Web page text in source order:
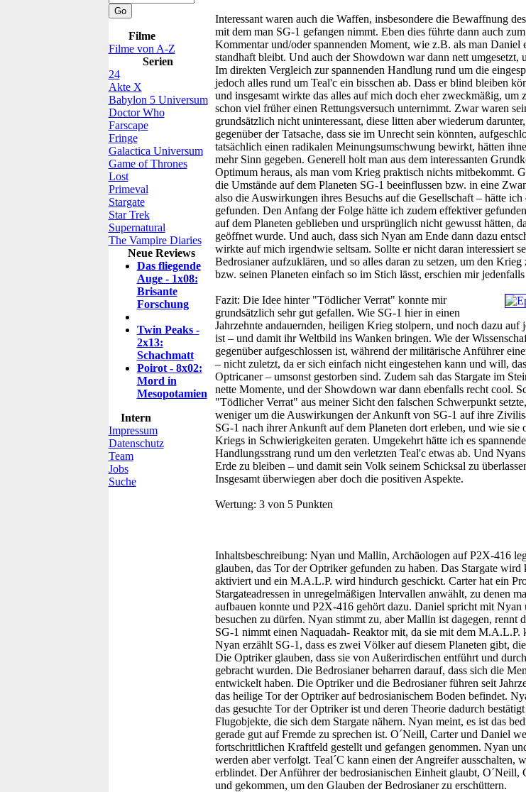
Filme
Filme von A-Z
Serien
24
Akte X
Babylon 5 Universum
Doctor Who
Farscape
Fringe
Galactica Universum
Game of Thrones
Lost
Primeval
Stargate
Star Trek
Supernatural
The Vampire Diaries
Neue Reviews
Das fliegende
Auge - 1x08:
Brisante
Forschung
Twin Peaks -
2x13:
Schachmatt
Poirot - 8x02:
Mord in
Mesopotamien
Intern
Impressum
Datenschutz
Team
Jobs
Suche
Interessant waren auch die Waffen, insbesondere die Bewaffnung
mit dem man SG-1 gefangen nimmt. Eben dies führte dann auch
Kommentar und/oder spannenden Moment, wie z.B. als man Daniel
standhaft bleibt. Und auch der Showdown war dann nett umgesetzt,
Im direkten Vergleich zur spannenden Handlung rund um die
jedoch alles rund um Teal'c ein bisschen ab. Dass er blind bleiben
und insgesamt wirkte das alles auf mich doch eher zweckmäßig, um
schon viel früher einen Rettungsversuch unternimmt. Zwar waren
grundsätzlich nicht uninteressant, diese litten aber wiederum
gegenüber der Tatsache, dass sie im Unrecht sein könnten,
tatsächlich einen radikalen Meinungsumschwung bewirkt, hätten
mehr Sinn gegeben. Generell holt man aus dem interessanten
Optimum heraus, als man vom Krieg praktisch nichts mitbekommt.
die Umstände auf dem Planeten SG-1 beeinflussen bzw. in eine
also die Auswirkungen ihres Besuchs auf die Gesellschaft – hätte ich
gefunden. Den Anfang der Folge hätte ich zudem effektiver
auf dem Planeten geblieben und ursprünglich nicht gewusst hätten,
geöffnet wurde. Und auch, dass sich Nyan am Ende dann dazu
wirkte auf mich irgendwie seltsam. Sollte er nicht daran interessiert
Bedrosianer aufzuklären, und so alles daran zu setzen, um den Krieg
bzw. seinen Planeten einfach so im Stich lässt, erschien mir
Fazit: Die Idee hinter "Tödlicher Verrat" konnte mir
grundsätzlich sehr gut gefallen. Wie SG-1 hier in einen
Jahrzehnte andauernden, heiligen Krieg stolpern, und noch dazu auf
ist – und damit ihr Weltbild ins Wanken bringen. Wie der
gegenüber aufgeschlossen ist, während der militärische Anführer
– nicht zuletzt, da er sich einfach nicht eingestehen kann und will,
Optricaner – umsonst gestorben sind. Zudem sah das Stargate im
nette Momente, und der Showdown war dann ebenfalls recht cool.
"Tödlicher Verrat" aus meiner Sicht den falschen Schwerpunkt
weniger um die Auswirkungen der Ankunft von SG-1 auf ihre
SG-1 nach ihrer Ankunft auf dem Planeten dort erleben, und wie sie
Kriegs in Schwierigkeiten geraten. Umgekehrt hätte ich es
Handlungsstrang rund um den verletzten Teal'c etwas ab. Und
Erde zu bleiben – und damit sein Volk seinem Schicksal zu
Insgesamt überwiegen aber doch die positiven Aspekte.
Wertung: 3 von 5 Punkten
Inhaltsbeschreibung: Nyan und Mallin, Archäologen auf P2X-416
glauben, das Tor der Optriker gefunden zu haben. Das Stargate
aktiviert und ein M.A.L.P. wird hindurch geschickt. Carter hat ein
Stargateadressen in unregelmäßigen Intervallen anwählt, zu denen
aufbauen konnte und P2X-416 gehört dazu. Daniel spricht mit Nyan
besuchen zu dürfen. Nyan stimmt zu, aber Mallin ist dagegen, rennt
SG-1 nimmt einen Naquadah- Reaktor mit, da sie mit dem
Nyan erzählt SG-1, dass es zwei Völker auf diesem Planeten gibt,
Die Optriker glauben, dass sie von Außerirdischen entführt und
gebracht wurden. Die Bedrosianer beharren darauf, dass sich die
entwickelt haben. Die Optriker und die Bedrosianer führen seit
das heilige Tor der Optriker auf bedrosianischem Boden befindet.
das gesuchte Tor der Optriker ist und deren Theorie dadurch
Flugobjekte, die sich dem Stargate nähern. Nyan meint, es ist das
gerade gut auf Fremde zu sprechen ist. O´Neill, Carter und Daniel
fortschrittlichen Kraftfeld gestellt und gefangen genommen. Nyan
werden aber verfolgt. Teal´C kann einen der Angreifer ausschalten,
erblindet. Der Anführer der bedrosianischen Einheit glaubt, O´Neill,
und gekommen, um den Glauben der Bedrosianer zu erschüttern.